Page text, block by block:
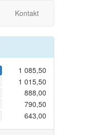
Kontakt
1 085,50
1 015,50
888,00
790,50
643,00